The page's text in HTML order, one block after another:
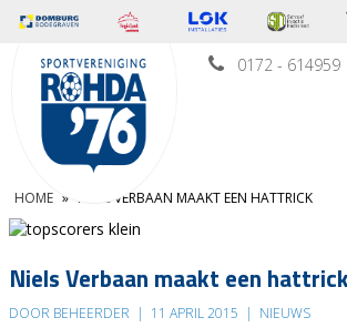
0172 - 614959
HOME » NIELS VERBAAN MAAKT EEN HATTRICK
Niels Verbaan maakt een
DOOR BEHEERDER | 11 APRIL 2015 | NIEUWS